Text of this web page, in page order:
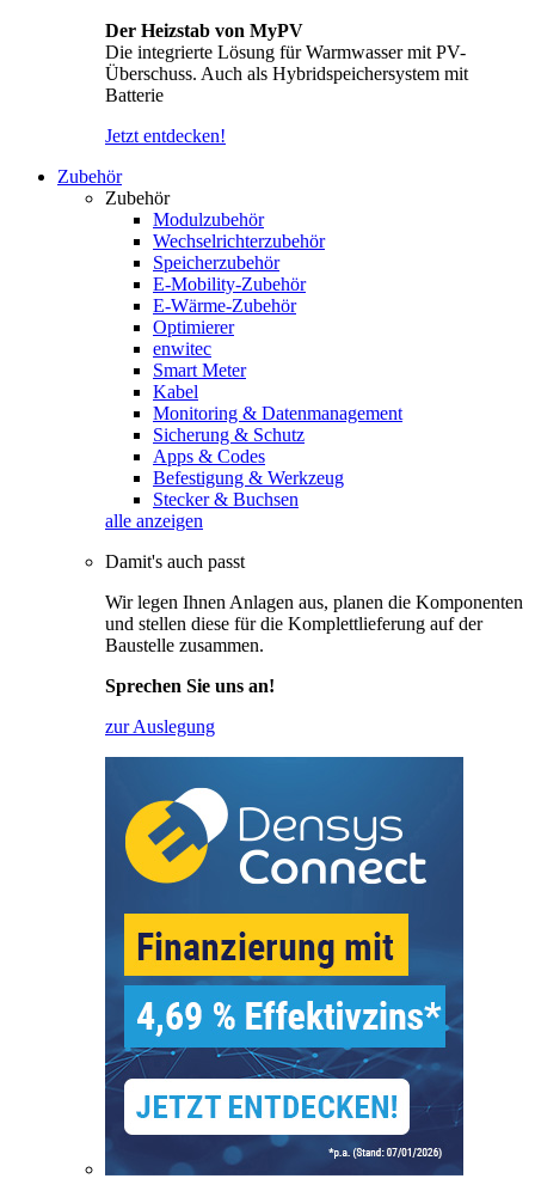
Der Heizstab von MyPV
Die integrierte Lösung für Warmwasser mit PV-
Überschuss. Auch als Hybridspeichersystem mit
Batterie
Jetzt entdecken!
Zubehör
Zubehör
Modulzubehör
Wechselrichterzubehör
Speicherzubehör
E-Mobility-Zubehör
E-Wärme-Zubehör
Optimierer
enwitec
Smart Meter
Kabel
Monitoring & Datenmanagement
Sicherung & Schutz
Apps & Codes
Befestigung & Werkzeug
Stecker & Buchsen
alle anzeigen
Damit's auch passt
Wir legen Ihnen Anlagen aus, planen die Komponenten
und stellen diese für die Komplettlieferung auf der
Baustelle zusammen.
Sprechen Sie uns an!
zur Auslegung